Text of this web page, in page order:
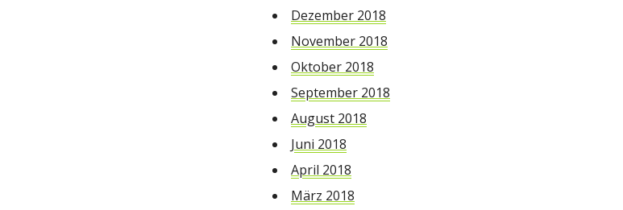
Dezember 2018
November 2018
Oktober 2018
September 2018
August 2018
Juni 2018
April 2018
März 2018